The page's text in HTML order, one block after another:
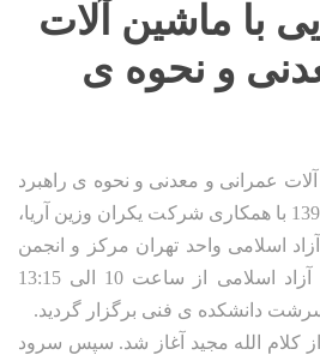
با ماشین آلات
و نحوه ی
عمرانی و معدنی و نحوه ی راهبرد
آن» در تاریخ 20 آبان ماه 1398 با همکاری شرکت یکران وزین آریا،
اسلامی واحد تهران مرکز و انجمن
مهندسی مکانیک دانشگاه آزاد اسلامی از ساعت 10 الی 13:15
دانشکده ی فنی برگزار گردید.
از کلام الله مجید آغاز شد. سپس سرود